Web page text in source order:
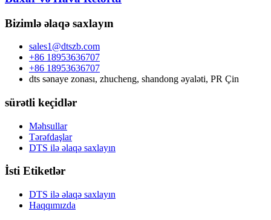
Bizimlə əlaqə saxlayın
sales1@dtszb.com
+86 18953636707
+86 18953636707
dts sənaye zonası, zhucheng, shandong əyaləti, PR Çin
sürətli keçidlər
Məhsullar
Tərəfdaşlar
DTS ilə əlaqə saxlayın
İsti Etiketlər
DTS ilə əlaqə saxlayın
Haqqımızda